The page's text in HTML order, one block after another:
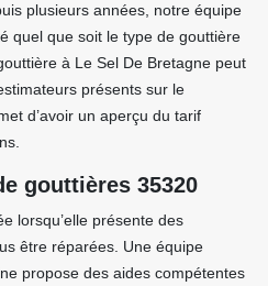
plusieurs années, notre équipe
quel que soit le type de gouttière
à Le Sel De Bretagne peut
présents sur le
d’avoir un aperçu du tarif
gouttières 35320
lorsqu’elle présente des
être réparées. Une équipe
propose des aides compétentes